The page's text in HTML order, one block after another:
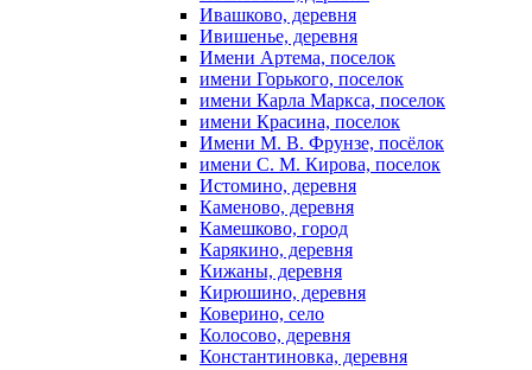
Ивашково, деревня
Ивишенье, деревня
Имени Артема, поселок
имени Горького, поселок
имени Карла Маркса, поселок
имени Красина, поселок
Имени М. В. Фрунзе, посёлок
имени С. М. Кирова, поселок
Истомино, деревня
Каменово, деревня
Камешково, город
Карякино, деревня
Кижаны, деревня
Кирюшино, деревня
Коверино, село
Колосово, деревня
Константиновка, деревня